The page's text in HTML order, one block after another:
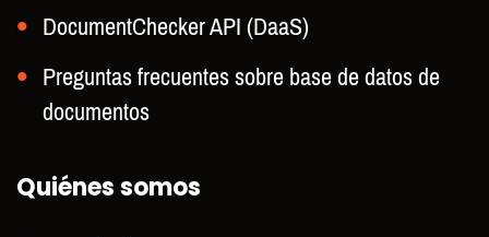
DocumentChecker API (DaaS)
Preguntas frecuentes sobre base de datos de
documentos
Quiénes somos